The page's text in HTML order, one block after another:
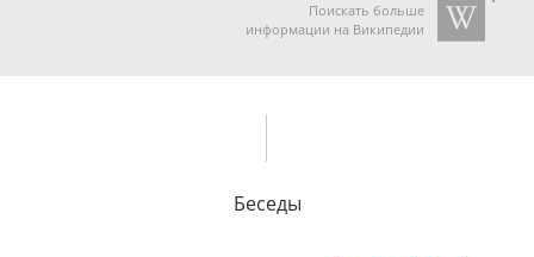
Поискать больше
информации на Википедии
Беседы